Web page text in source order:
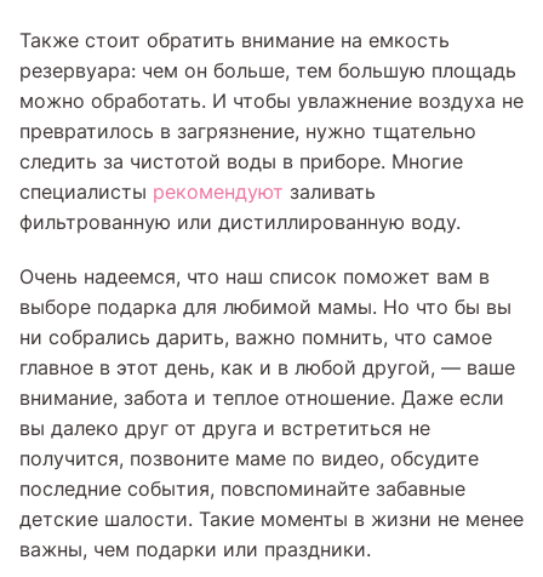
Также стоит обратить внимание на емкость
резервуара: чем он больше, тем большую площадь
можно обработать. И чтобы увлажнение воздуха не
превратилось в загрязнение, нужно тщательно
следить за чистотой воды в приборе. Многие
специалисты рекомендуют заливать
фильтрованную или дистиллированную воду.
Очень надеемся, что наш список поможет вам в
выборе подарка для любимой мамы. Но что бы вы
ни собрались дарить, важно помнить, что самое
главное в этот день, как и в любой другой, — ваше
внимание, забота и теплое отношение. Даже если
вы далеко друг от друга и встретиться не
получится, позвоните маме по видео, обсудите
последние события, повспоминайте забавные
детские шалости. Такие моменты в жизни не менее
важны, чем подарки или праздники.